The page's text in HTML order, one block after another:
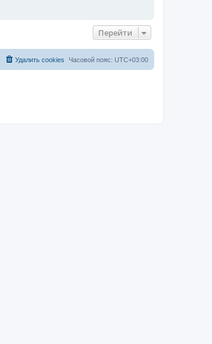
Перейти
Часовой пояс: UTC+03:00
Удалить cookies